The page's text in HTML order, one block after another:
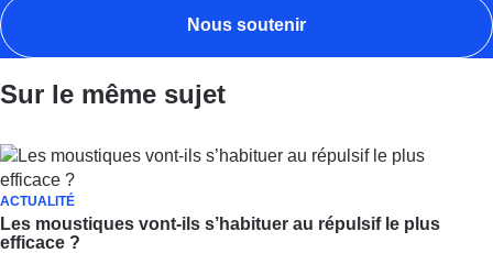
Nous soutenir
Sur le même sujet
ACTUALITÉ
Les moustiques vont-ils s’habituer au répulsif le plus
efficace ?